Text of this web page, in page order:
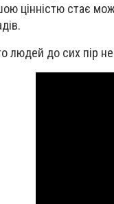
цінністю стає
людей до сих пір